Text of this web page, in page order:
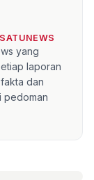
yang
laporan
dan
pedoman